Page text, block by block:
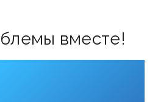
вместе!